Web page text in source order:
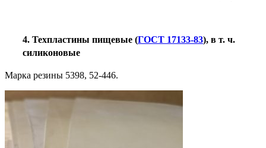
4. Техпластины пищевые (ГОСТ 17133-83), в т. ч.
силиконовые
Марка резины 5398, 52-446.